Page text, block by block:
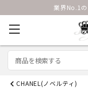
業界No.1
CHANEL(ノベルティ)